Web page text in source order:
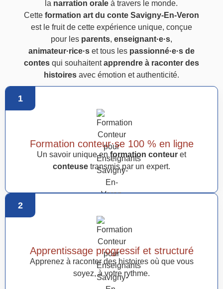
la narration orale à travers le monde.
Cette formation art du conte Savigny-En-Veron
est le fruit de cette expérience unique, conçue
pour les parents, enseignant·e·s,
animateur·rice·set tous les passionné·e·s de
contesqui souhaitentapprendre à raconter des
histoiresavec émotion et authenticité.
1
Formation conteur·se 100 % en ligne
Un savoir unique en formation conteur et
conteuse transmis par un expert.
2
Apprentissage progressif et structuré
Apprenez à raconter des histoires où que vous
soyez, à votre rythme.